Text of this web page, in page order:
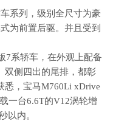
系列，级别全尺寸为豪
为前置后驱。并且受到
7系轿车，在外观上配备
双侧四出的尾排，都彰
悉，宝马M760Li xDrive
一台6.6T的V12涡轮增
以内。